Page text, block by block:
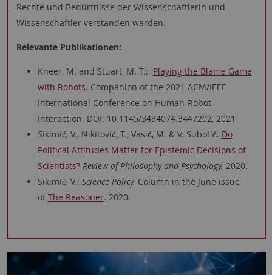
Rechte und Bedürfnisse der Wissenschaftlerin und
Wissenschaftler verstanden werden.
Relevante Publikationen:
Kneer, M. and Stuart, M. T.: Playing the Blame Game
with Robots. Companion of the 2021 ACM/IEEE
International Conference on Human-Robot
Interaction. DOI: 10.1145/3434074.3447202, 2021
Sikimić, V., Nikitović, T., Vasić, M. & V. Subotić. Do
Political Attitudes Matter for Epistemic Decisions of
Scientists? Review of Philosophy and Psychology. 2020.
Sikimić, V.: Science Policy. Column in the June issue
of The Reasoner. 2020.